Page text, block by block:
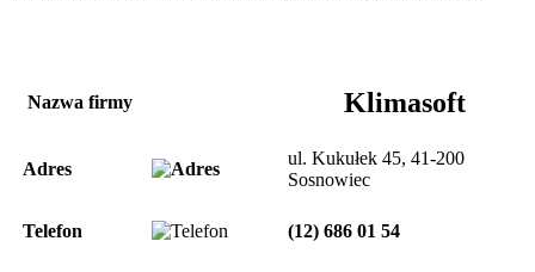
Nazwa firmy Klimasoft
Adres
ul. Kukułek 45, 41-200
Sosnowiec
Telefon (12) 686 01 54